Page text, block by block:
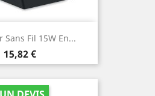
Sans Fil 15W En...
Prix
15,82 €